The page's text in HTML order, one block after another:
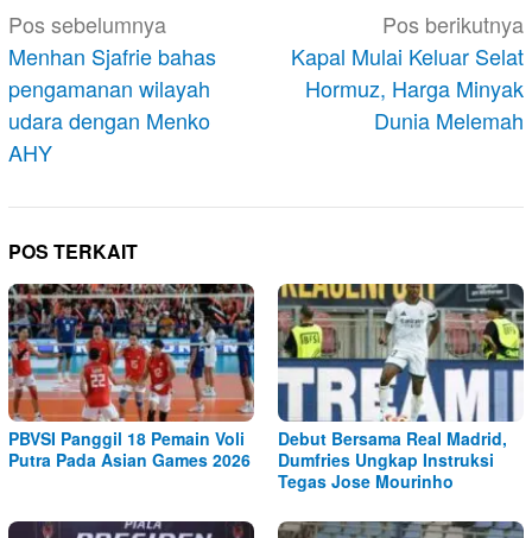
Navigasi
pos
Pos sebelumnya
Menhan Sjafrie bahas
pengamanan wilayah
udara dengan Menko
AHY
Pos berikutnya
Kapal Mulai Keluar Selat
Hormuz, Harga Minyak
Dunia Melemah
POS TERKAIT
PBVSI Panggil 18 Pemain Voli
Putra Pada Asian Games 2026
Debut Bersama Real Madrid,
Dumfries Ungkap Instruksi
Tegas Jose Mourinho